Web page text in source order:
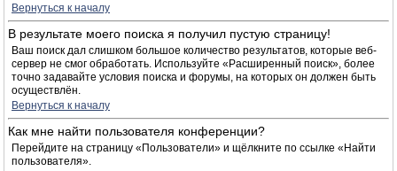
Вернуться к началу
В результате моего поиска я получил пустую страницу!
Ваш поиск дал слишком большое количество результатов, которые веб-
сервер не смог обработать. Используйте «Расширенный поиск», более
точно задавайте условия поиска и форумы, на которых он должен быть
осуществлён.
Вернуться к началу
Как мне найти пользователя конференции?
Перейдите на страницу «Пользователи» и щёлкните по ссылке «Найти
пользователя».